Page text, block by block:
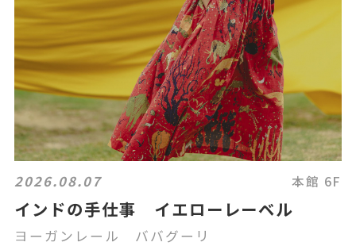
2026.08.07 本館 6F
インドの手仕事 イエローレーベル
ヨーガンレール ババグーリ